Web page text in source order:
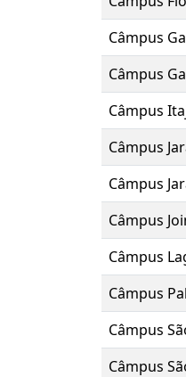
Câmpus
Câmpus
Câmpus
Câmpus
Câmpus
Câmpus
Câmpus
Câmpus
Câmpus
Câmpus